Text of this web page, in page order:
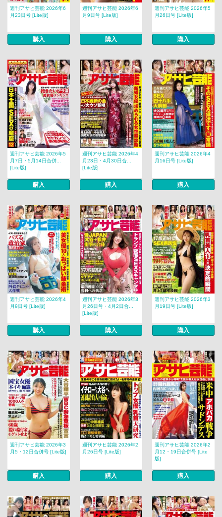
週刊アサヒ芸能 2026年6
月23日号 [Lite版]
購入
週刊アサヒ芸能 2026年6
月9日号 [Lite版]
購入
週刊アサヒ芸能 2026年5
月26日号 [Lite版]
購入
週刊アサヒ芸能 2026年5
月7日・5月14日合併...
[Lite版]
購入
週刊アサヒ芸能 2026年4
月23日・4月30日合...
[Lite版]
購入
週刊アサヒ芸能 2026年4
月16日号 [Lite版]
購入
週刊アサヒ芸能 2026年4
月9日号 [Lite版]
購入
週刊アサヒ芸能 2026年3
月26日号・4月2日合...
[Lite版]
購入
週刊アサヒ芸能 2026年3
月19日号 [Lite版]
購入
週刊アサヒ芸能 2026年3
月5・12日合併号 [Lite版]
購入
週刊アサヒ芸能 2026年2
月26日号 [Lite版]
購入
週刊アサヒ芸能 2026年2
月12・19日合併号 [Lite
版]
購入